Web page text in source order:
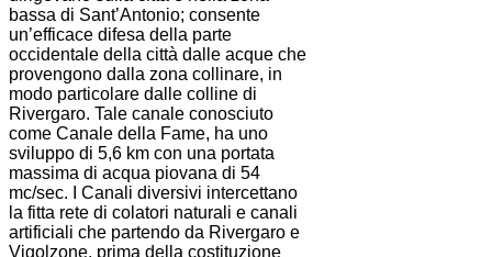
bassa di Sant’Antonio; consente
un’efficace difesa della parte
occidentale della città dalle acque che
provengono dalla zona collinare, in
modo particolare dalle colline di
Rivergaro. Tale canale conosciuto
come Canale della Fame, ha uno
sviluppo di 5,6 km con una portata
massima di acqua piovana di 54
mc/sec. I Canali diversivi intercettano
la fitta rete di colatori naturali e canali
artificiali che partendo da Rivergaro e
Vigolzone, prima della costituzione